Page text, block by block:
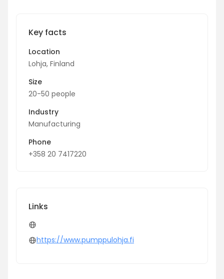
Key facts
Location
Lohja, Finland
Size
20-50 people
Industry
Manufacturing
Phone
+358 20 7417220
Links
https://www.pumppulohja.fi